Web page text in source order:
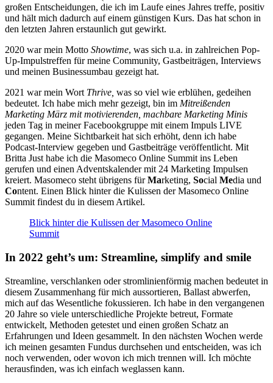
großen Entscheidungen, die ich im Laufe eines Jahres treffe, positiv
und hält mich dadurch auf einem günstigen Kurs. Das hat schon in
den letzten Jahren erstaunlich gut gewirkt.
2020 war mein Motto Showtime, was sich u.a. in zahlreichen Pop-
Up-Impulstreffen für meine Community, Gastbeiträgen, Interviews
und meinen Businessumbau gezeigt hat.
2021 war mein Wort Thrive, was so viel wie erblühen, gedeihen
bedeutet. Ich habe mich mehr gezeigt, bin im Mitreißenden
Marketing März mit motivierenden, machbare Marketing Minis
jeden Tag in meiner Facebookgruppe mit einem Impuls LIVE
gegangen. Meine Sichtbarkeit hat sich erhöht, denn ich habe
Podcast-Interview gegeben und Gastbeiträge veröffentlicht. Mit
Britta Just habe ich die Masomeco Online Summit ins Leben
gerufen und einen Adventskalender mit 24 Marketing Impulsen
kreiert. Masomeco steht übrigens fürMarketing, Social Media und
Content. Einen Blick hinter die Kulissen der Masomeco Online
Summit findest du in diesem Artikel.
Blick hinter die Kulissen der Masomeco Online
Summit
In 2022 geht’s um: Streamline, simplify and smile
Streamline, verschlanken oder stromlinienförmig machen bedeutet in
diesem Zusammenhang für mich aussortieren, Ballast abwerfen,
mich auf das Wesentliche fokussieren. Ich habe in den vergangenen
20 Jahre so viele unterschiedliche Projekte betreut, Formate
entwickelt, Methoden getestet und einen großen Schatz an
Erfahrungen und Ideen gesammelt. In den nächsten Wochen werde
ich meinen gesamten Fundus durchsehen und entscheiden, was ich
noch verwenden, oder wovon ich mich trennen will. Ich möchte
herausfinden, was ich einfach weglassen kann.